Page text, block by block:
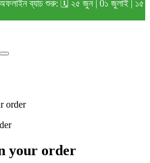
ব্যাচ শুরু: 🗓️ ২৫ জুন | 0১ জুলাই | ১৫
order
your order